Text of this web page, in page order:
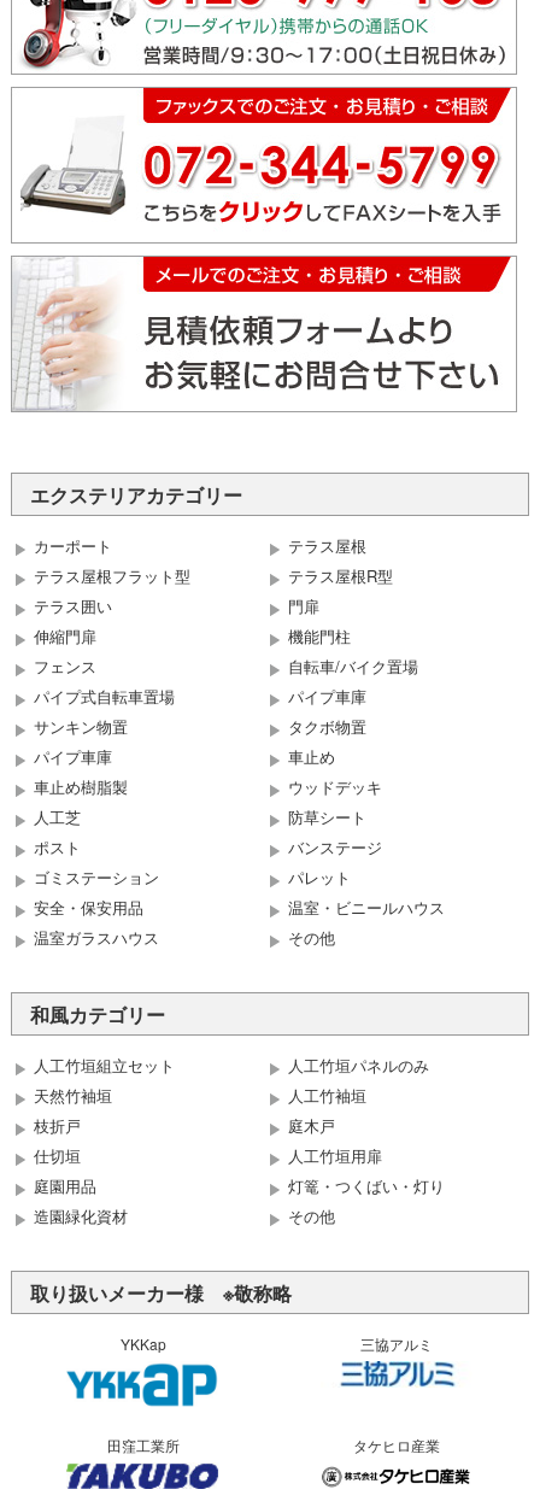
エクステリアカテゴリー
カーポート
テラス屋根
テラス屋根フラット型
テラス屋根R型
テラス囲い
門扉
伸縮門扉
機能門柱
フェンス
自転車/バイク置場
パイプ式自転車置場
パイプ車庫
サンキン物置
タクボ物置
パイプ車庫
車止め
車止め樹脂製
ウッドデッキ
人工芝
防草シート
ポスト
バンステージ
ゴミステーション
パレット
安全・保安用品
温室・ビニールハウス
温室ガラスハウス
その他
和風カテゴリー
人工竹垣組立セット
人工竹垣パネルのみ
天然竹袖垣
人工竹袖垣
枝折戸
庭木戸
仕切垣
人工竹垣用扉
庭園用品
灯篭・つくばい・灯り
造園緑化資材
その他
取り扱いメーカー様 ※敬称略
YKKap 三協アルミ
田窪工業所 タケヒロ産業